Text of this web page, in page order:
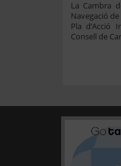
La Cambra
Navegació
Pla d’Acció
Consell de